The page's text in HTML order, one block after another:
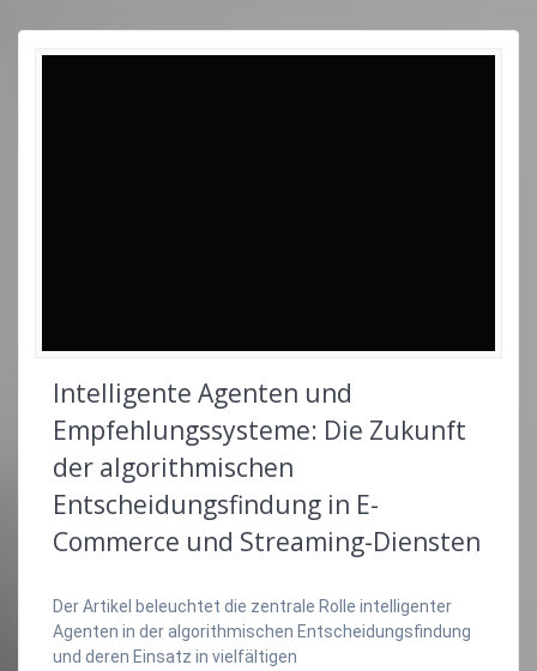
Intelligente Agenten und
Empfehlungssysteme: Die Zukunft
der algorithmischen
Entscheidungsfindung in E-
Commerce und Streaming-Diensten
Der Artikel beleuchtet die zentrale Rolle intelligenter
Agenten in der algorithmischen Entscheidungsfindung
und deren Einsatz in vielfältigen